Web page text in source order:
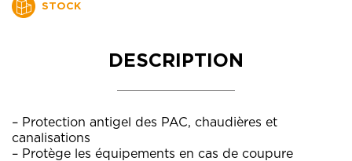
STOCK
DESCRIPTION
– Protection antigel des PAC, chaudières et
canalisations
– Protège les équipements en cas de coupure